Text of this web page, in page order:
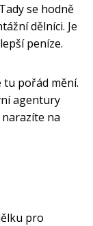
se hodně
dělníci. Je
peníze.
tu pořád mění.
agentury
na
pro